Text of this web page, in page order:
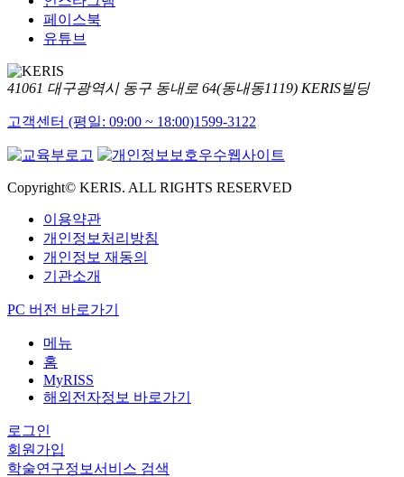
페이스북
유튜브
41061 대구광역시 동구 동내로 64(동내동1119) KERIS빌딩
고객센터 (평일: 09:00 ~ 18:00)1599-3122
Copyright© KERIS. ALL RIGHTS RESERVED
이용약관
개인정보처리방침
개인정보 재동의
기관소개
PC 버전 바로가기
메뉴
홈
MyRISS
해외전자정보 바로가기
로그인
회원가입
학술연구정보서비스 검색